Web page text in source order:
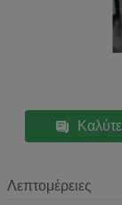
Λεπτομέρειες